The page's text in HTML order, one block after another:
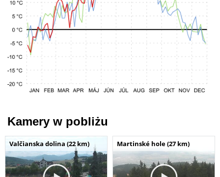
Kamery w pobliżu
Valčianska dolina (22 km) Martinské hole (27 km)